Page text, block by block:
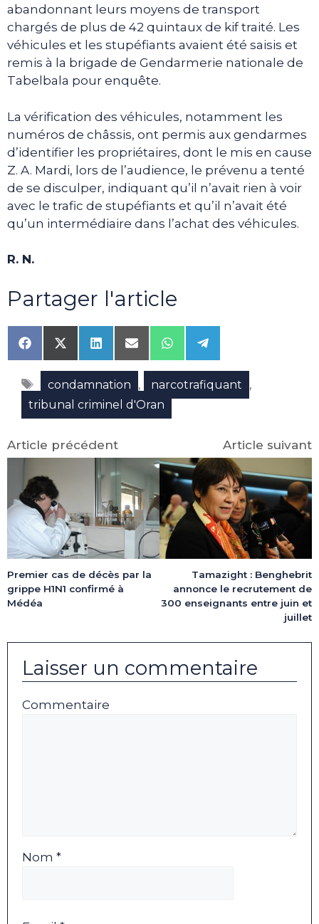
abandonnant leurs moyens de transport
chargés de plus de 42 quintaux de kif traité. Les
véhicules et les stupéfiants avaient été saisis et
remis à la brigade de Gendarmerie nationale de
Tabelbala pour enquête.
La vérification des véhicules, notamment les
numéros de châssis, ont permis aux gendarmes
d’identifier les propriétaires, dont le mis en cause
Z. A. Mardi, lors de l’audience, le prévenu a tenté
de se disculper, indiquant qu’il n’avait rien à voir
avec le trafic de stupéfiants et qu’il n’avait été
qu’un intermédiaire dans l’achat des véhicules.
R. N.
Partager l'article
Share
on
Facebook
Share
on
X
(Twitter)
Share
on
LinkedIn
Share
on
Email
Share
on
WhatsApp
Share
on
Telegram
Étiquettes
condamnation , narcotrafiquant ,
tribunal criminel d'Oran
Article précédent
Premier cas de décès par la
grippe H1N1 confirmé à
Médéa
Article suivant
Tamazight : Benghebrit
annonce le recrutement de
300 enseignants entre juin et
juillet
Laisser un commentaire
Commentaire
Nom *